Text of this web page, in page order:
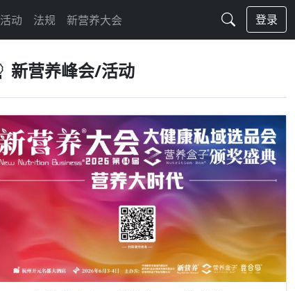
活动 法规 新营养大会 登录
新营养峰会/活动